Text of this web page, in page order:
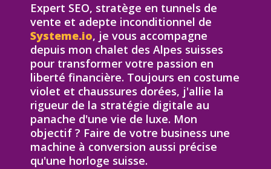
Expert SEO, stratège en tunnels de
vente et adepte inconditionnel de
Systeme.io, je vous accompagne
depuis mon chalet des Alpes suisses
pour transformer votre passion en
liberté financière. Toujours en costume
violet et chaussures dorées, j'allie la
rigueur de la stratégie digitale au
panache d'une vie de luxe. Mon
objectif ? Faire de votre business une
machine à conversion aussi précise
qu'une horloge suisse.